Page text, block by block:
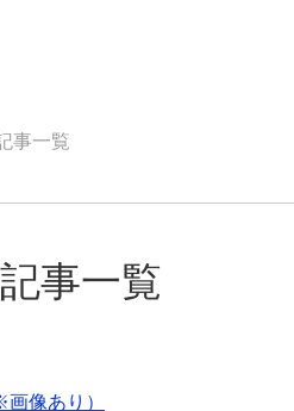
事一覧
事一覧
像あり）